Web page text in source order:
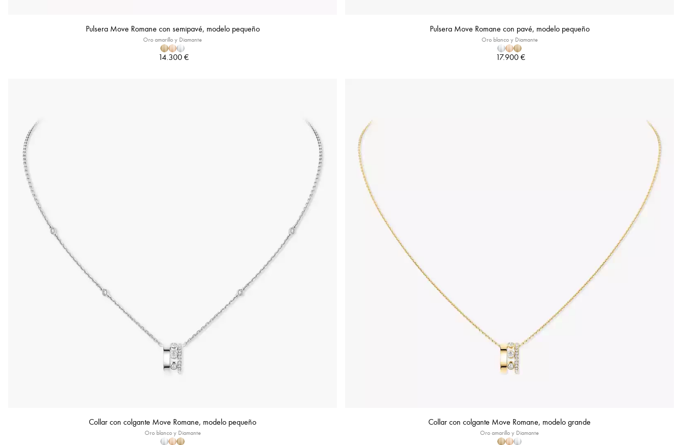
Pulsera Move Romane con semipavé, modelo pequeño
Oro amarillo y Diamante
14.300 €
Pulsera Move Romane con pavé, modelo pequeño
Oro blanco y Diamante
17.900 €
Collar con colgante Move Romane, modelo pequeño
Oro blanco y Diamante
Collar con colgante Move Romane, modelo grande
Oro amarillo y Diamante